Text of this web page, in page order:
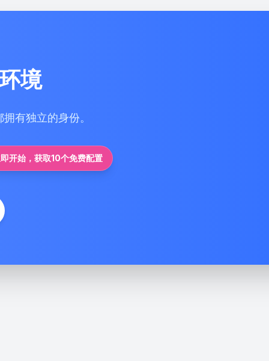
境
有独立的身份。
开始，获取10个免费配置